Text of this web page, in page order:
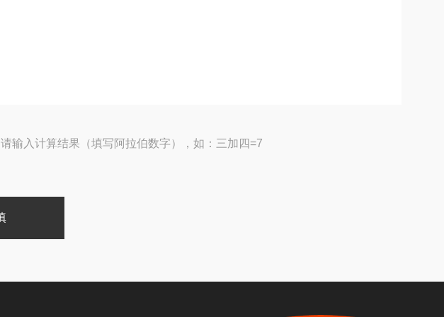
请输入计算结果（填写阿拉伯数字），如：三加四=7